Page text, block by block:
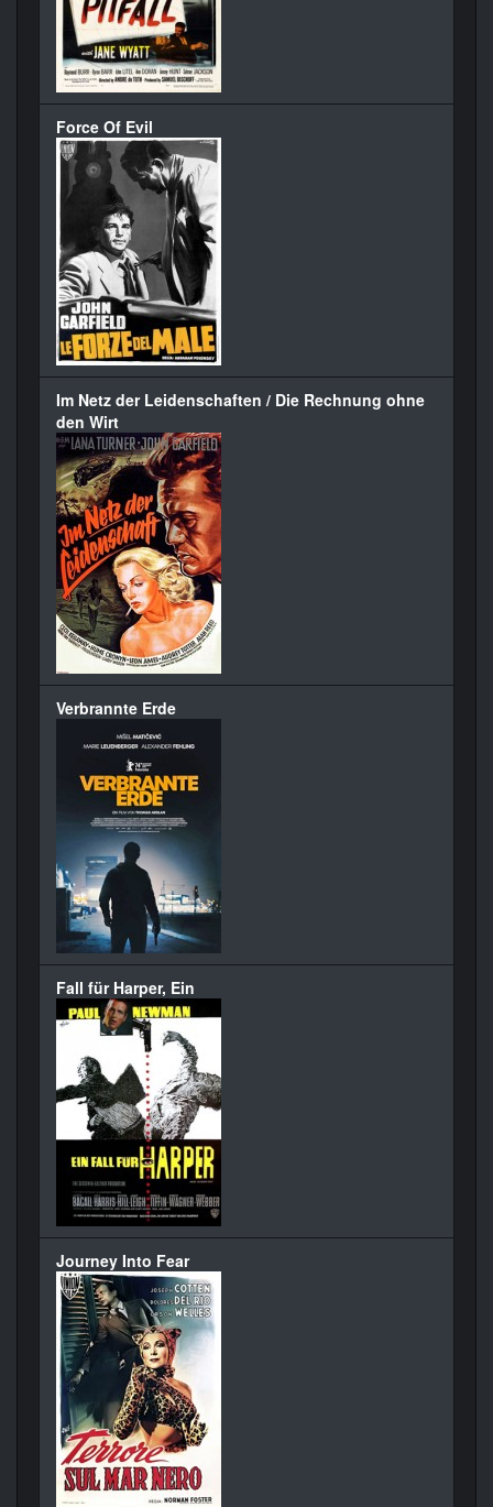
Force Of Evil
Im Netz der Leidenschaften / Die Rechnung ohne
den Wirt
Verbrannte Erde
Fall für Harper, Ein
Journey Into Fear